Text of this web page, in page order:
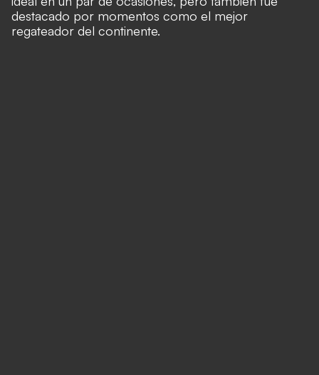
destacado por momentos como el mejor
regateador del continente.